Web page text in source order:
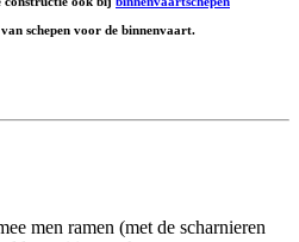
schepen voor de binnenvaart.
men ramen (met de scharnieren